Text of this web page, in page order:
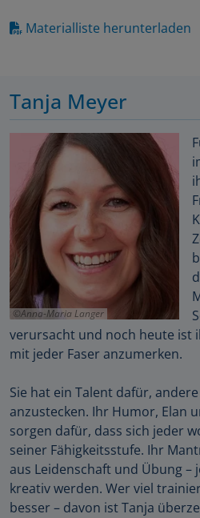
Materialliste herunterladen
Tanja Meyer
Anna-Maria Langer
verursacht und noch heute ist
mit jeder Faser anzumerken.
Sie hat ein Talent dafür,
anzustecken. Ihr Humor, Elan
sorgen dafür, dass sich jeder
seiner Fähigkeitsstufe. Ihr
aus Leidenschaft und Übung –
kreativ werden. Wer viel
besser – davon ist Tanja